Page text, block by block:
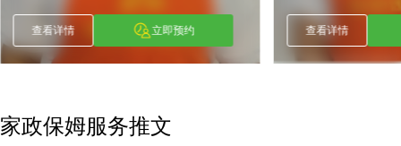
查看详情 立即预约 查看详情
家政保姆服务推文